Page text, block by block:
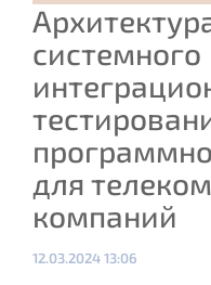
системного
для
компаний
Опубликовано:
12.03.2024 13:06